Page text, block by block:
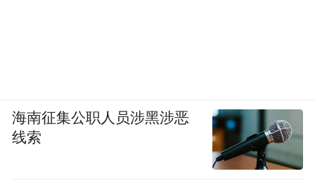
海南征集公职人员涉黑涉恶
线索